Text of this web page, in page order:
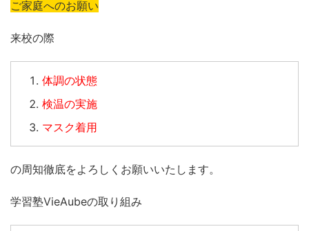
ご家庭へのお願い
来校の際
体調の状態
検温の実施
マスク着用
の周知徹底をよろしくお願いいたします。
学習塾VieAubeの取り組み